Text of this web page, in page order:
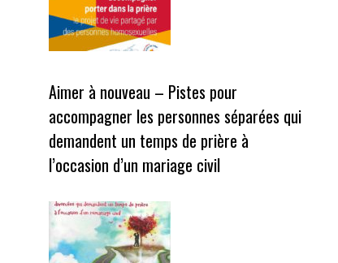
Aimer à nouveau – Pistes pour
accompagner les personnes séparées qui
demandent un temps de prière à
l’occasion d’un mariage civil